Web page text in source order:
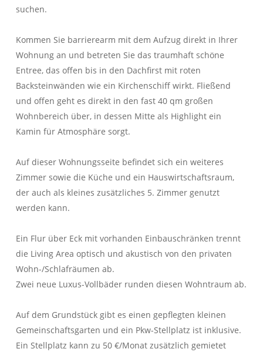
suchen.
Kommen Sie barrierearm mit dem Aufzug direkt in Ihrer
Wohnung an und betreten Sie das traumhaft schöne
Entree, das offen bis in den Dachfirst mit roten
Backsteinwänden wie ein Kirchenschiff wirkt. Fließend
und offen geht es direkt in den fast 40 qm großen
Wohnbereich über, in dessen Mitte als Highlight ein
Kamin für Atmosphäre sorgt.
Auf dieser Wohnungsseite befindet sich ein weiteres
Zimmer sowie die Küche und ein Hauswirtschaftsraum,
der auch als kleines zusätzliches 5. Zimmer genutzt
werden kann.
Ein Flur über Eck mit vorhanden Einbauschränken trennt
die Living Area optisch und akustisch von den privaten
Wohn-/Schlafräumen ab.
Zwei neue Luxus-Vollbäder runden diesen Wohntraum ab.
Auf dem Grundstück gibt es einen gepflegten kleinen
Gemeinschaftsgarten und ein Pkw-Stellplatz ist inklusive.
Ein Stellplatz kann zu 50 €/Monat zusätzlich gemietet